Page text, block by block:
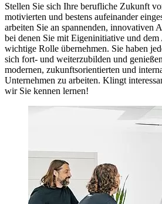
Stellen Sie sich Ihre berufliche Zukunft
motivierten und bestens aufeinander
arbeiten Sie an spannenden, innovativen
bei denen Sie mit Eigeninitiative und
wichtige Rolle übernehmen. Sie haben
sich fort- und weiterzubilden und
modernen, zukunftsorientierten und
Unternehmen zu arbeiten. Klingt
wir Sie kennen lernen!